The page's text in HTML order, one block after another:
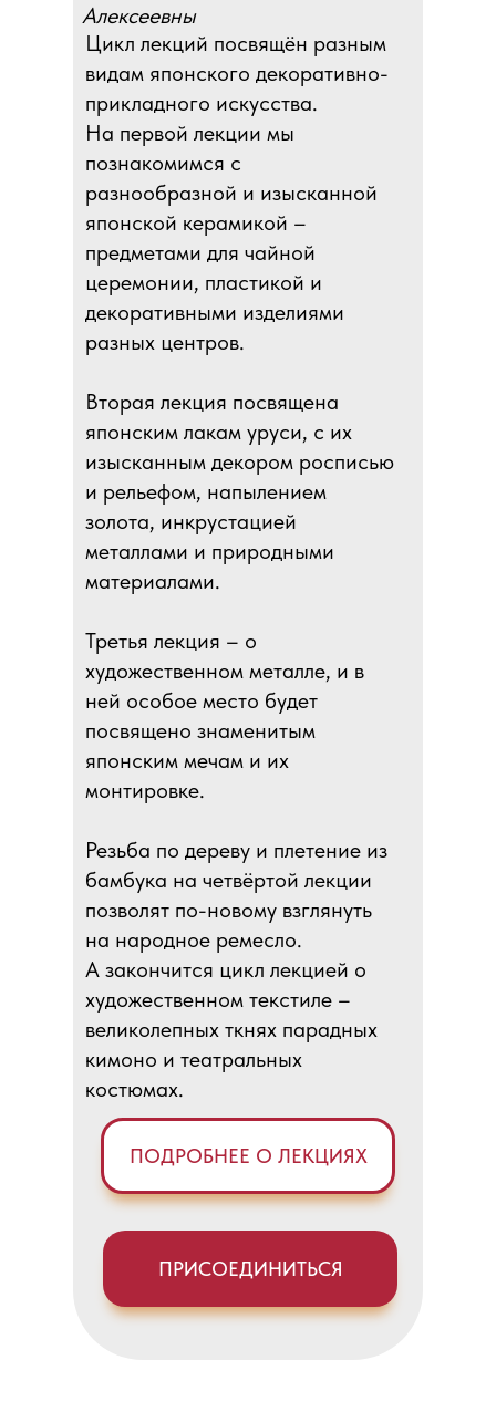
Цикл лекций посвящён разным
видам японского декоративно-
прикладного искусства.
На первой лекции мы
познакомимся с
разнообразной и изысканной
японской керамикой –
предметами для чайной
церемонии, пластикой и
декоративными изделиями
разных центров.
Вторая лекция посвящена
японским лакам уруси, с их
изысканным декором росписью
и рельефом, напылением
золота, инкрустацией
металлами и природными
материалами.
Третья лекция – о
художественном металле, и в
ней особое место будет
посвящено знаменитым
японским мечам и их
монтировке.
Резьба по дереву и плетение из
бамбука на четвёртой лекции
позволят по-новому взглянуть
на народное ремесло.
А закончится цикл лекцией о
художественном текстиле –
великолепных ткнях парадных
кимоно и театральных
костюмах.
ПОДРОБНЕЕ О ЛЕКЦИЯХ
ПРИСОЕДИНИТЬСЯ
Алексеевны